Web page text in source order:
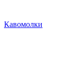
Кавомолки